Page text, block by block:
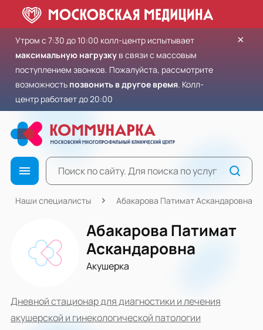
Утром с 7:30 до 10:00 колл-центр испытывает
максимальную нагрузку в связи с массовым
поступлением звонков. Пожалуйста, рассмотрите
возможность позвонить в другое время. Колл-
центр работает до 20:00
×
Наши специалисты Абакарова Патимат Аскандаровна
Абакарова Патимат
Аскандаровна
Акушерка
Дневной стационар для диагностики и лечения
акушерской и гинекологической патологии